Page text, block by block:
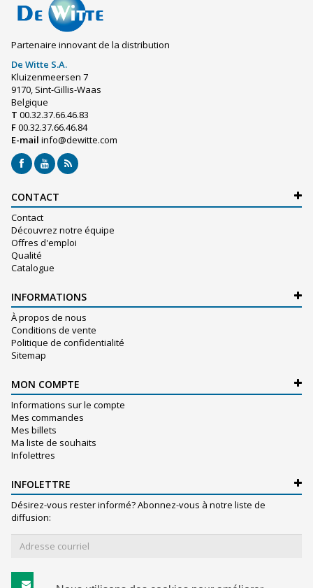
Partenaire innovant de la distribution
De Witte S.A.
Kluizenmeersen 7
9170, Sint-Gillis-Waas
Belgique
T 00.32.37.66.46.83
F00.32.37.66.46.84
E-mail info@dewitte.com
CONTACT
Contact
Découvrez notre équipe
Offres d'emploi
Qualité
Catalogue
INFORMATIONS
À propos de nous
Conditions de vente
Politique de confidentialité
Sitemap
MON COMPTE
Informations sur le compte
Mes commandes
Mes billets
Ma liste de souhaits
Infolettres
INFOLETTRE
Désirez-vous rester informé? Abonnez-vous à notre liste de
diffusion:
S'abonner